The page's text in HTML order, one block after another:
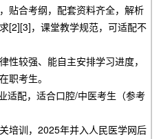
贴合考纲，配套资料齐全，解析
[2][3]，课堂教学规范，可适配不
性较强、能自主安排学习进度，
职考生。
适配，适合口腔/中医考生（参考
培训，2025年并入人民医学网后